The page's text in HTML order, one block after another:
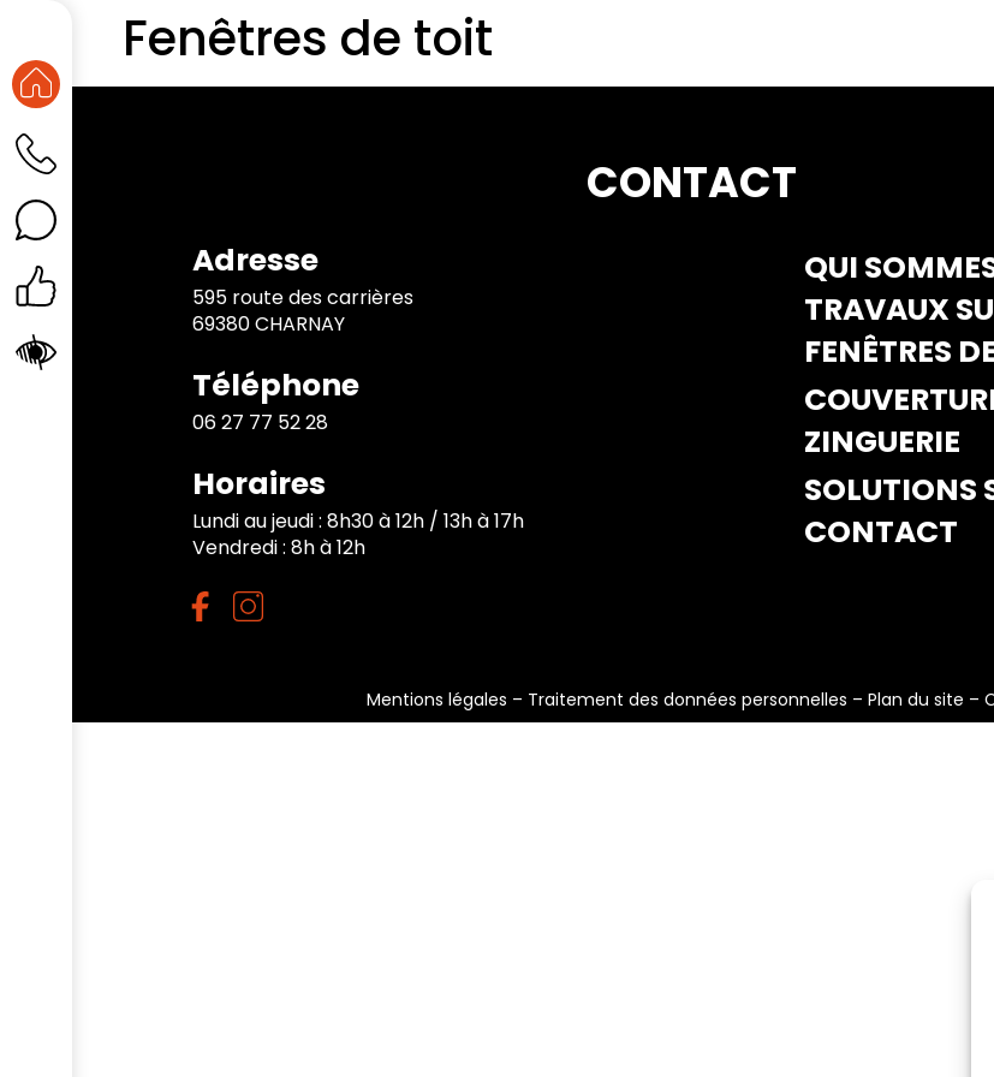
Fenêtres de toit
CONTACT
Adresse
595 route des carrières
69380 CHARNAY
Téléphone
06 27 77 52 28
Horaires
Lundi au jeudi : 8h30 à 12h / 13h à 17h
Vendredi : 8h à 12h
QUI
TRAVAUX
FENÊTRES
ZINGUERIE
SOLUTIONS
CONTACT
Mentions légales – Traitement des données personnelles – Plan du site –